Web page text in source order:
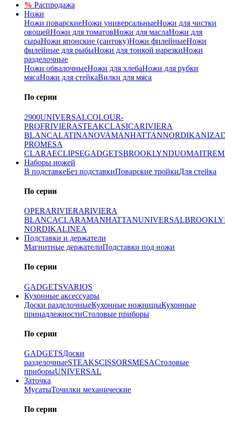
% Распродажа
Ножи
Ножи поварскиеНожи универсальныеНожи для чистки
овощейНожи для томатовНожи для маслаНожи для
сыраНожи японские (сантоку)Ножи филейныеНожи
филейные для рыбыНожи для тонкой нарезкиНожи
разделочные
Ножи обвалочныеНожи для хлебаНожи для рубки
мясаНожи для стейкаВилки для мяса
По серии
2900UNIVERSALCOLOUR-
PROFRIVIERASTEAKCLASICARIVIERA
BLANCALATINANOVAMANHATTANNORDIKANIZA
PROMESA
CLARAECLIPSEGADGETSBROOKLYNDUOMAITRE
Наборы ножей
В подставкеБез подставкиПоварские тройкиДля стейка
По серии
OPERARIVIERARIVIERA
BLANCACLARAMANHATTANUNIVERSAL
NORDIKALINEA
Подставки и держатели
Магнитные держателиПодставки под ножи
По серии
GADGETSVARIOS
Кухонные аксессуары
Доски разделочныеКухонные ножницыКухонные
принадлежностиСтоловые приборы
По серии
GADGETSДоски
разделочныеSTEAKSCISSORSMESAСтоловые
приборыUNIVERSAL
Заточка
МусатыТочилки механические
По серии